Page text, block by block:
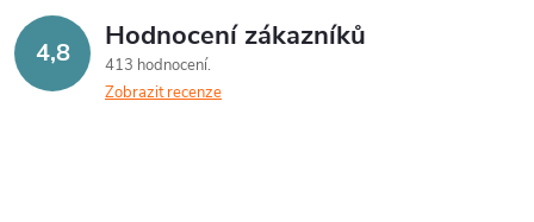
í
p
v
á
n
4,8 Hodnocení zákazníků
413 hodnocení
Zobrazit recenze